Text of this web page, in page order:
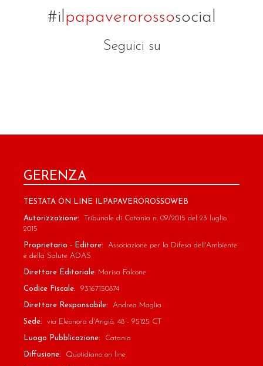
#ilpapaverorossosocial
Seguici su
GERENZA
TESTATA ON LINE ILPAPAVEROROSSOWEB
Autorizzazione: Tribunale di Catania n. 09/2015 del 23 luglio
2015
Proprietario - Editore: Associazione per la Difesa dell'Ambiente
e della Salute ADAS
Direttore Editoriale: Marisa Falcone
Codice Fiscale: 93167150874
Direttore Responsabile: Andrea Maglia
Sede: via Eleonora d'Angiò, 48 - 95125 CT
Luogo Pubblicazione: Catania
Diffusione: Quotidiano on line